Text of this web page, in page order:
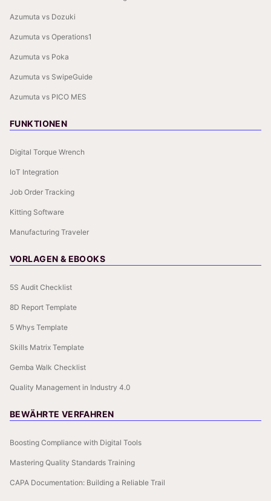
Azumuta vs Dozuki
Azumuta vs Operations1
Azumuta vs Poka
Azumuta vs SwipeGuide
Azumuta vs PICO MES
FUNKTIONEN
Digital Torque Wrench
IoT Integration
Job Order Tracking
Kitting Software
Manufacturing Traveler
VORLAGEN & EBOOKS
5S Audit Checklist
8D Report Template
5 Whys Template
Skills Matrix Template
Gemba Walk Checklist
Quality Management in Industry 4.0
BEWÄHRTE VERFAHREN
Boosting Compliance with Digital Tools
Mastering Quality Standards Training
CAPA Documentation: Building a Reliable Trail